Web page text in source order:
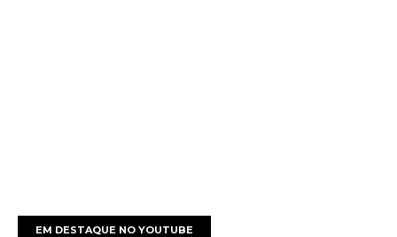
EM DESTAQUE NO YOUTUBE